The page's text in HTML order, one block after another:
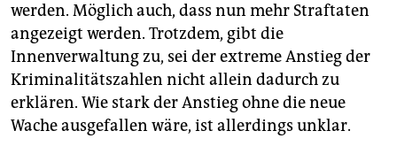
werden. Möglich auch, dass nun mehr Straftaten
angezeigt werden. Trotzdem, gibt die
Innenverwaltung zu, sei der extreme Anstieg der
Kriminalitätszahlen nicht allein dadurch zu
erklären. Wie stark der Anstieg ohne die neue
Wache ausgefallen wäre, ist allerdings unklar.